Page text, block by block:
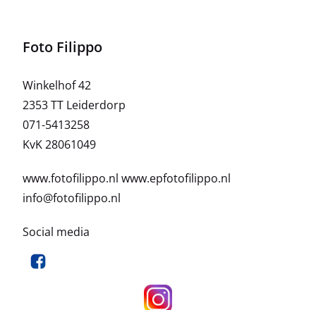
Foto Filippo
Winkelhof 42
2353 TT Leiderdorp
071-5413258
KvK 28061049
www.fotofilippo.nlwww.epfotofilippo.nl
info@fotofilippo.nl
Social media